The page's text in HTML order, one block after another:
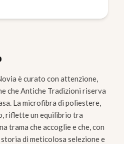
è curato con attenzione,
che Antiche Tradizioni riserva
La microfibra di poliestere,
riflette un equilibrio tra
trama che accoglie e che, con
di meticolosa selezione e